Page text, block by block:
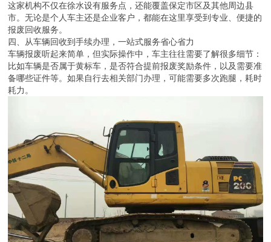
这家机构不仅在徐水设有服务点，还能覆盖保定市区及其他周边县
市。无论是个人车主还是企业客户，都能在这里享受到专业、便捷的
报废回收服务。
四、从车辆回收到手续办理，一站式服务省心省力
车辆报废听起来简单，但实际操作中，车主往往需要了解很多细节：
比如车辆是否属于黄标车，是否符合提前报废奖励条件，以及需要准
备哪些证件等。如果自行去相关部门办理，可能需要多次跑腿，耗时
耗力。